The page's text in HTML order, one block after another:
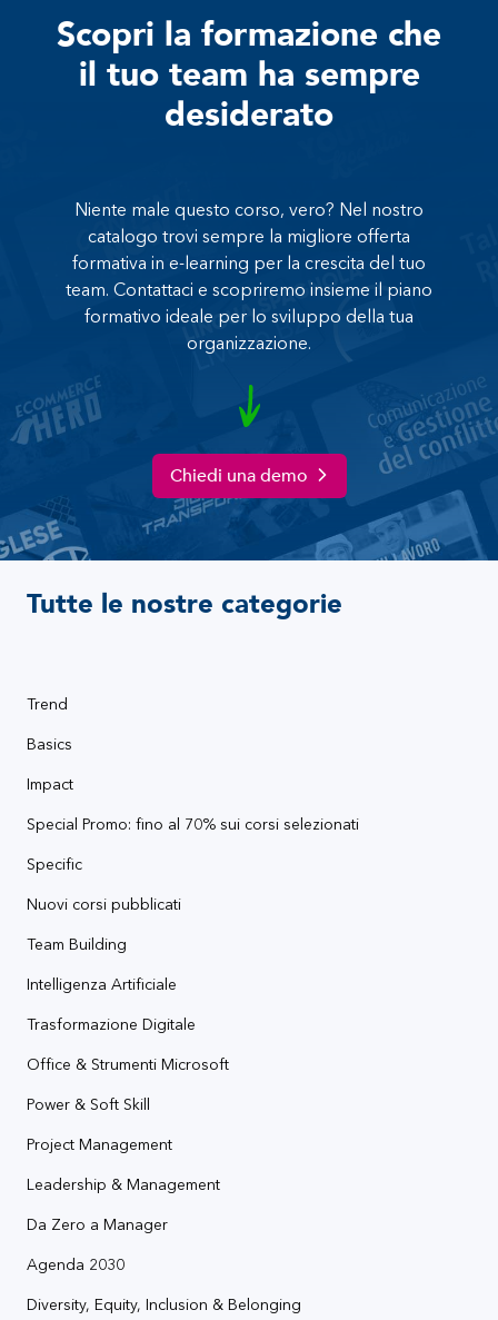
Scopri la formazione che
il tuo team ha sempre
desiderato
Niente male questo corso, vero? Nel nostro
catalogo trovi sempre la migliore offerta
formativa in e-learning per la crescita del tuo
team. Contattaci e scopriremo insieme il piano
formativo ideale per lo sviluppo della tua
organizzazione.
Chiedi una demo
Tutte le nostre categorie
Trend
Basics
Impact
Special Promo: fino al 70% sui corsi selezionati
Specific
Nuovi corsi pubblicati
Team Building
Intelligenza Artificiale
Trasformazione Digitale
Office & Strumenti Microsoft
Power & Soft Skill
Project Management
Leadership & Management
Da Zero a Manager
Agenda 2030
Diversity, Equity, Inclusion & Belonging